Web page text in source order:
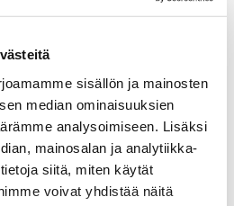
sisällön ja mainosten
median ominaisuuksien
analysoimiseen. Lisäksi
mainosalan ja analytiikka-
siitä, miten käytät
voivat yhdistää näitä